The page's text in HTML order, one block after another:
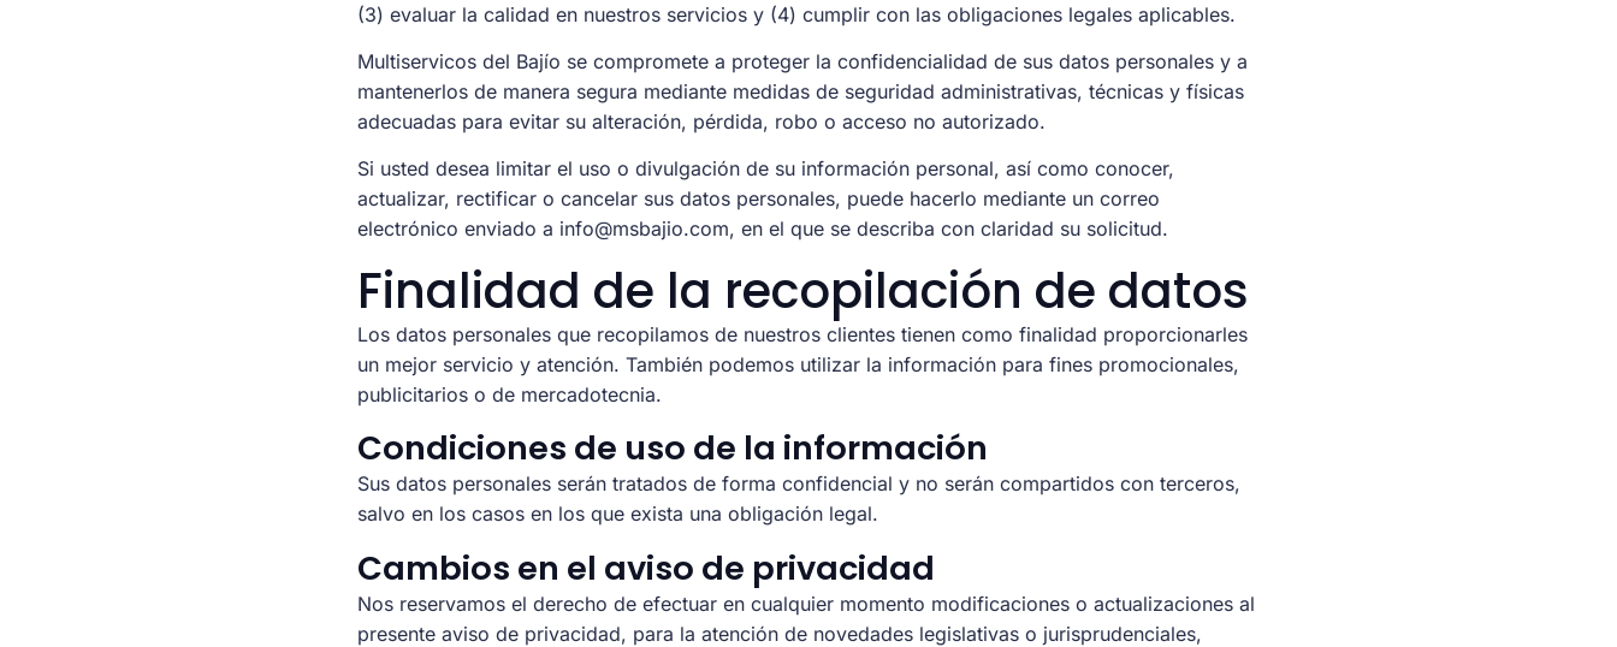
(3) evaluar la calidad en nuestros servicios y (4) cumplir con las obligaciones legales aplicables.
Multiservicos del Bajío se compromete a proteger la confidencialidad de sus datos personales y a
mantenerlos de manera segura mediante medidas de seguridad administrativas, técnicas y físicas
adecuadas para evitar su alteración, pérdida, robo o acceso no autorizado.
Si usted desea limitar el uso o divulgación de su información personal, así como conocer,
actualizar, rectificar o cancelar sus datos personales, puede hacerlo mediante un correo
electrónico enviado a info@msbajio.com, en el que se describa con claridad su solicitud.
Finalidad de la recopilación de datos
Los datos personales que recopilamos de nuestros clientes tienen como finalidad proporcionarles
un mejor servicio y atención. También podemos utilizar la información para fines promocionales,
publicitarios o de mercadotecnia.
Condiciones de uso de la información
Sus datos personales serán tratados de forma confidencial y no serán compartidos con terceros,
salvo en los casos en los que exista una obligación legal.
Cambios en el aviso de privacidad
Nos reservamos el derecho de efectuar en cualquier momento modificaciones o actualizaciones al
presente aviso de privacidad, para la atención de novedades legislativas o jurisprudenciales,